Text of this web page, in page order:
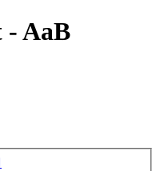
AaB